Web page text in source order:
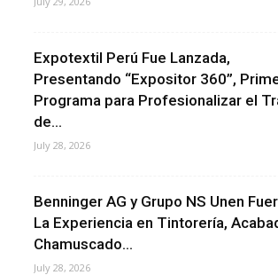
Expotextil Perú Fue Lanzada,
Presentando “Expositor 360”,
Programa para Profesionalizar el
de...
July 28, 2026
Benninger AG y Grupo NS Unen
La Experiencia en Tintorería,
Chamuscado...
July 28, 2026